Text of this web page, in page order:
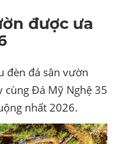
được ưa
đèn đá sân vườn
cùng Đá Mỹ Nghệ 35
nhất 2026.